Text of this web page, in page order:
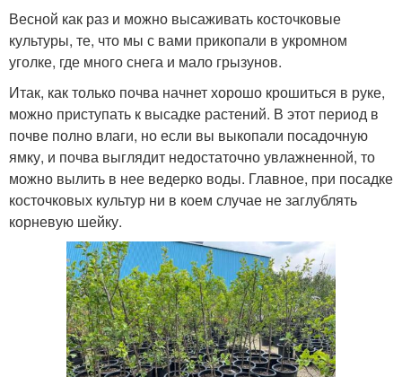
Весной как раз и можно высаживать косточковые
культуры, те, что мы с вами прикопали в укромном
уголке, где много снега и мало грызунов.
Итак, как только почва начнет хорошо крошиться в руке,
можно приступать к высадке растений. В этот период в
почве полно влаги, но если вы выкопали посадочную
ямку, и почва выглядит недостаточно увлажненной, то
можно вылить в нее ведерко воды. Главное, при посадке
косточковых культур ни в коем случае не заглублять
корневую шейку.